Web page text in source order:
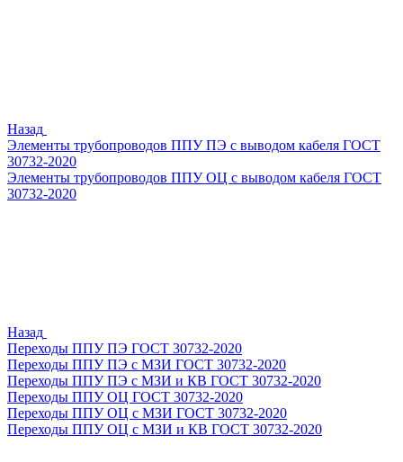
Назад
Элементы трубопроводов ППУ ПЭ с выводом кабеля ГОСТ
30732-2020
Элементы трубопроводов ППУ ОЦ с выводом кабеля ГОСТ
30732-2020
Назад
Переходы ППУ ПЭ ГОСТ 30732-2020
Переходы ППУ ПЭ с МЗИ ГОСТ 30732-2020
Переходы ППУ ПЭ с МЗИ и КВ ГОСТ 30732-2020
Переходы ППУ ОЦ ГОСТ 30732-2020
Переходы ППУ ОЦ с МЗИ ГОСТ 30732-2020
Переходы ППУ ОЦ с МЗИ и КВ ГОСТ 30732-2020